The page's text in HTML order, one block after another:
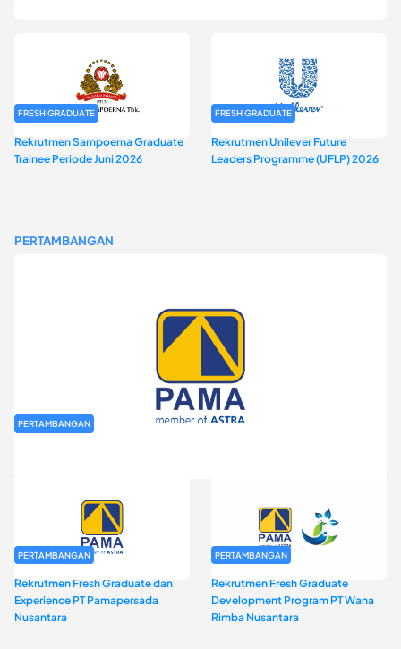
FRESH GRADUATE
Rekrutmen Sampoerna Graduate
Trainee Periode Juni 2026
FRESH GRADUATE
Rekrutmen Unilever Future
Leaders Programme (UFLP) 2026
PERTAMBANGAN
PERTAMBANGAN
PERTAMBANGAN
Rekrutmen Fresh Graduate dan
Experience PT Pamapersada
Nusantara
PERTAMBANGAN
Rekrutmen Fresh Graduate
Development Program PT Wana
Rimba Nusantara